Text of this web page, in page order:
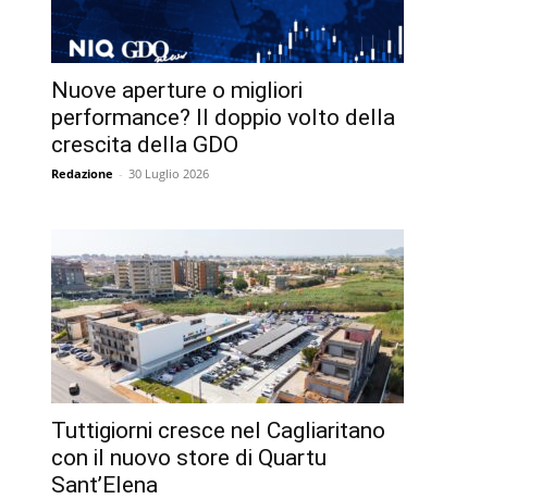
Nuove aperture o migliori
performance? Il doppio volto della
crescita della GDO
Redazione - 30 Luglio 2026
Tuttigiorni cresce nel Cagliaritano
con il nuovo store di Quartu
Sant’Elena